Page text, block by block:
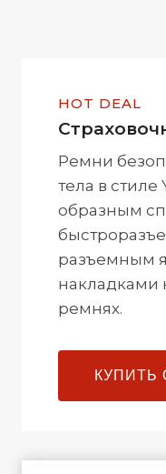
HOT DEAL
Ремни
тела в стиле
образным
разъемным
накладками
ремнях.
КУПИТЬ